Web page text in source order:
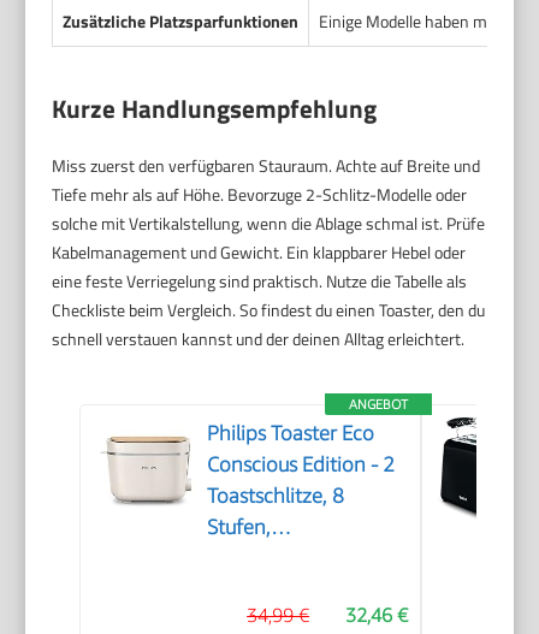
Zusätzliche Platzsparfunktionen
Einige Modelle haben
Kurze Handlungsempfehlung
Miss zuerst den verfügbaren Stauraum. Achte auf Breite und
Tiefe mehr als auf Höhe. Bevorzuge 2-Schlitz-Modelle oder
solche mit Vertikalstellung, wenn die Ablage schmal ist. Prüfe
Kabelmanagement und Gewicht. Ein klappbarer Hebel oder
eine feste Verriegelung sind praktisch. Nutze die Tabelle als
Checkliste beim Vergleich. So findest du einen Toaster, den du
schnell verstauen kannst und der deinen Alltag erleichtert.
ANGEBOT
Philips Toaster Eco
Conscious Edition - 2
Toastschlitze, 8
Stufen,
hergestellt aus
32,46 €
34,99 €